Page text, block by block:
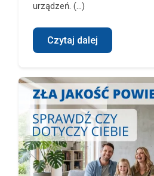
urządzeń. (...)
Czytaj dalej